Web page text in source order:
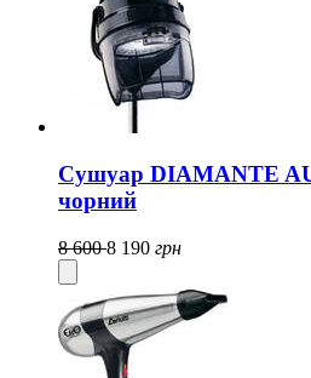
Сушуар DIAMANTE
чорний
8 6008 190 грн